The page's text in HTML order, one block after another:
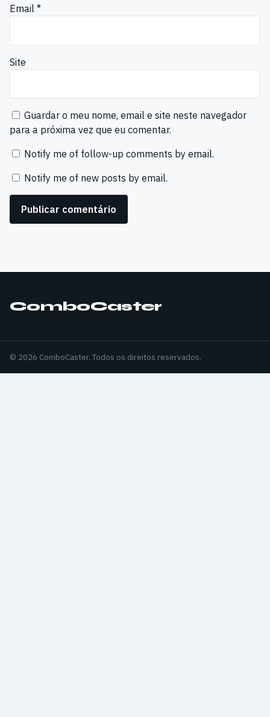
Email *
Site
Guardar o meu nome, email e site neste navegador
para a próxima vez que eu comentar.
Notify me of follow-up comments by email.
Notify me of new posts by email.
ComboCaster
© 2026 ComboCaster. Todos os direitos reservados.